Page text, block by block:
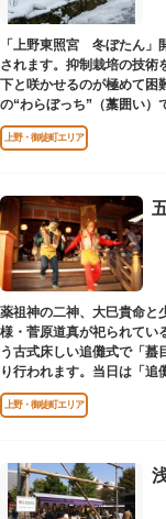
「上野東照宮 冬ぼたん」
されます。抑制栽培の技術
下と咲かせるのが極めて困
の“わらぼっち”（藁囲い）
を感じながら、お正月の縁
上野・御徒町エリア
薬祖神の二神、大巳貴命と
様・菅原道真が祀られてい
う古式床しい追儺式で「蟇
り行われます。当日は「追
や「鬼討ち豆・福杓文字」
上野・御徒町エリア